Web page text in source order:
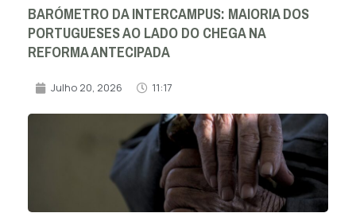
BARÓMETRO DA INTERCAMPUS: MAIORIA DOS
PORTUGUESES AO LADO DO CHEGA NA
REFORMA ANTECIPADA
Julho 20, 2026 11:17